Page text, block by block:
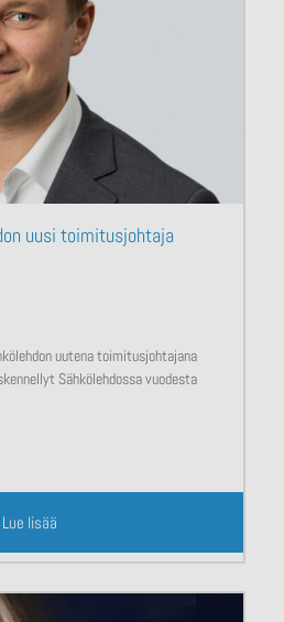
uusi toimitusjohtaja
uutena toimitusjohtajana
Sähkölehdossa vuodesta
Lue lisää